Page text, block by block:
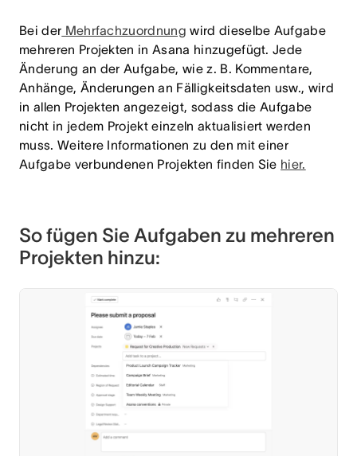
Bei der Mehrfachzuordnung wird dieselbe Aufgabe
mehreren Projekten in Asana hinzugefügt. Jede
Änderung an der Aufgabe, wie z. B. Kommentare,
Anhänge, Änderungen an Fälligkeitsdaten usw., wird
in allen Projekten angezeigt, sodass die Aufgabe
nicht in jedem Projekt einzeln aktualisiert werden
muss. Weitere Informationen zu den mit einer
Aufgabe verbundenen Projekten finden Sie hier.
So fügen Sie Aufgaben zu mehreren
Projekten hinzu: